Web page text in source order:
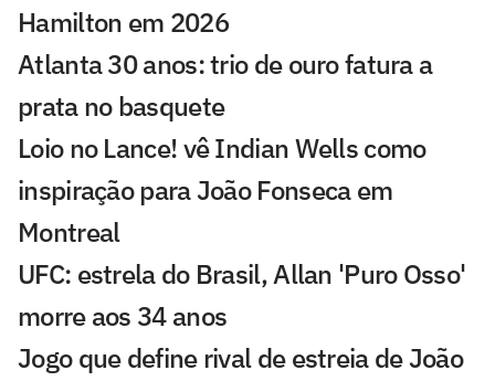
Hamilton em 2026
Atlanta 30 anos: trio de ouro fatura a
prata no basquete
Loio no Lance! vê Indian Wells como
inspiração para João Fonseca em
Montreal
UFC: estrela do Brasil, Allan 'Puro Osso'
morre aos 34 anos
Jogo que define rival de estreia de João